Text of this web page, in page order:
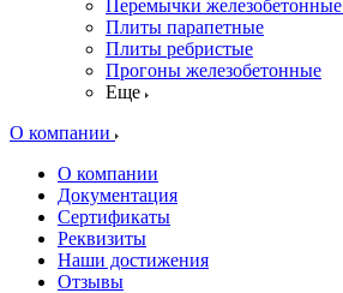
Перемычки железобетонные
Плиты парапетные
Плиты ребристые
Прогоны железобетонные
Еще
О компании
О компании
Документация
Сертификаты
Реквизиты
Наши достижения
Отзывы